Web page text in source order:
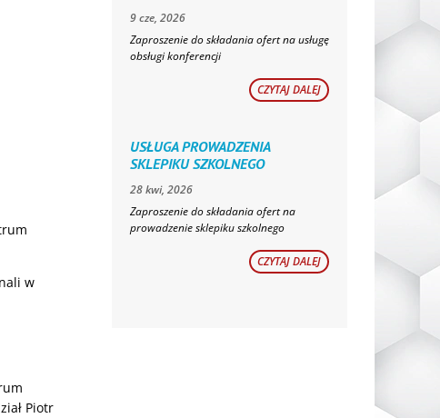
w
Piotr
9 cze, 2026
Zaproszenie do składania ofert na usługę
obsługi konferencji
CZYTAJ DALEJ
USŁUGA PROWADZENIA
SKLEPIKU SZKOLNEGO
28 kwi, 2026
Zaproszenie do składania ofert na
prowadzenie sklepiku szkolnego
CZYTAJ DALEJ